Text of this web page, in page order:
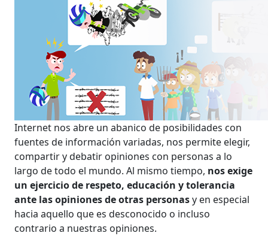
Internet nos abre un abanico de posibilidades con
fuentes de información variadas, nos permite elegir,
compartir y debatir opiniones con personas a lo
largo de todo el mundo. Al mismo tiempo, nos exige
un ejercicio de respeto, educación y tolerancia
ante las opiniones de otras personasy en especial
hacia aquello que es desconocido o incluso
contrario a nuestras opiniones.